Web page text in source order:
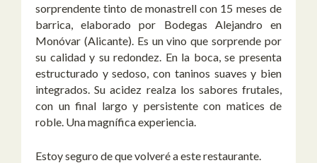
sorprendente tinto de monastrell con 15 meses de
barrica, elaborado por Bodegas Alejandro en
Monóvar (Alicante). Es un vino que sorprende por
su calidad y su redondez. En la boca, se presenta
estructurado y sedoso, con taninos suaves y bien
integrados. Su acidez realza los sabores frutales,
con un final largo y persistente con matices de
roble. Una magnífica experiencia.
Estoy seguro de que volveré a este restaurante.